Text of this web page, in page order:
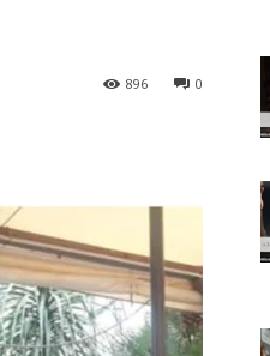
0
896